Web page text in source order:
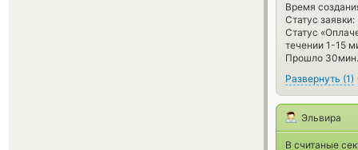
Время
Статус
Статус
течении 1-15
Прошло
Развернуть (1)
Эльвира
В считаные